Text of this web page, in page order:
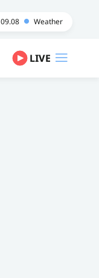
09.08 Weather
LIVE